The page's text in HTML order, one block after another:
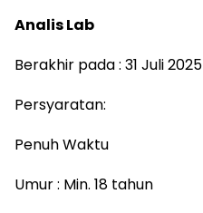
Analis Lab
Berakhir pada : 31 Juli 2025
Persyaratan:
Penuh Waktu
Umur : Min. 18 tahun